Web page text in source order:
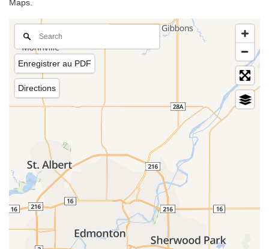
Maps.
Enregistrer au PDF
Directions